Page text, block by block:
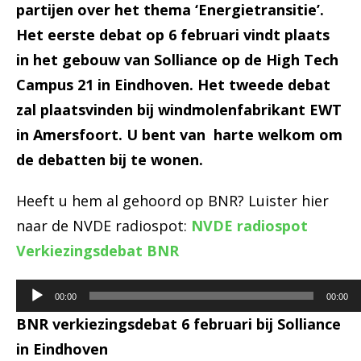
partijen over het thema ‘Energietransitie’.
Het eerste debat op 6 februari vindt plaats
in het gebouw van Solliance op de High Tech
Campus 21 in Eindhoven. Het tweede debat
zal plaatsvinden bij windmolenfabrikant EWT
in Amersfoort. U bent van harte welkom om
de debatten bij te wonen.
Heeft u hem al gehoord op BNR? Luister hier
naar de NVDE radiospot: NVDE radiospot
Verkiezingsdebat BNR
Audiospeler
00:00 00:00
BNR verkiezingsdebat 6 februari bij Solliance
in Eindhoven